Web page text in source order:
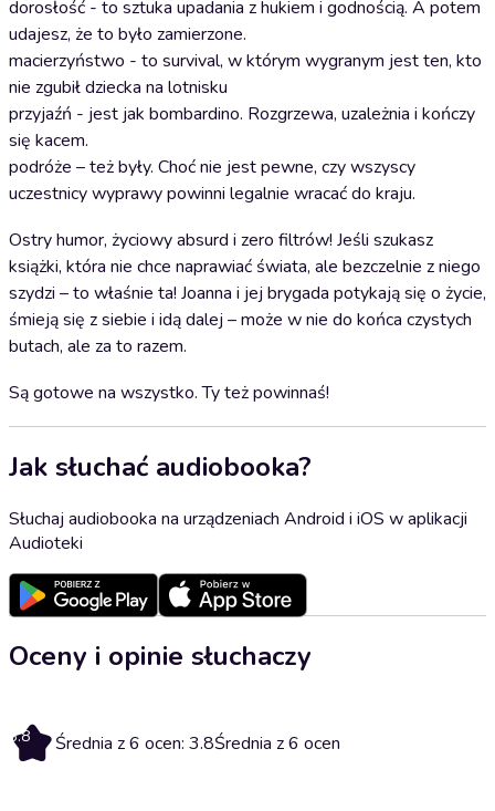
dorosłość - to sztuka upadania z hukiem i godnością. A potem
udajesz, że to było zamierzone.
macierzyństwo - to survival, w którym wygranym jest ten, kto
nie zgubił dziecka na lotnisku
przyjaźń - jest jak bombardino. Rozgrzewa, uzależnia i kończy
się kacem.
podróże – też były. Choć nie jest pewne, czy wszyscy
uczestnicy wyprawy powinni legalnie wracać do kraju.
Ostry humor, życiowy absurd i zero filtrów! Jeśli szukasz
książki, która nie chce naprawiać świata, ale bezczelnie z niego
szydzi – to właśnie ta! Joanna i jej brygada potykają się o życie,
śmieją się z siebie i idą dalej – może w nie do końca czystych
butach, ale za to razem.
Są gotowe na wszystko. Ty też powinnaś!
Jak słuchać audiobooka?
Słuchaj audiobooka na urządzeniach Android i iOS w aplikacji
Audioteki
Oceny i opinie słuchaczy
3.8 Średnia z 6 ocen: 3.8Średnia z 6 ocen